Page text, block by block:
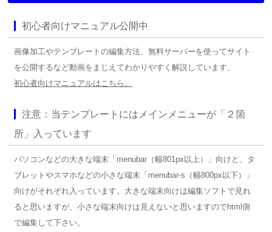
初心者向けマニュアル公開中
画像加工やテンプレートの編集方法、無料サーバーを使ってサイト
を公開するなど動画をまじえてわかりやすく解説しています。
初心者向けマニュアルはこちら。
注意：当テンプレートにはメインメニューが「２箇
所」入っています
パソコンなどの大きな端末「menubar（幅801px以上）」向けと、タ
ブレットやスマホなどの小さな端末「menubar-s（幅800px以下）」
向けがそれぞれ入っています。大きな端末向けは編集ソフトで見れ
ると思いますが、小さな端末向けは見えないと思いますのでhtml側
で編集して下さい。